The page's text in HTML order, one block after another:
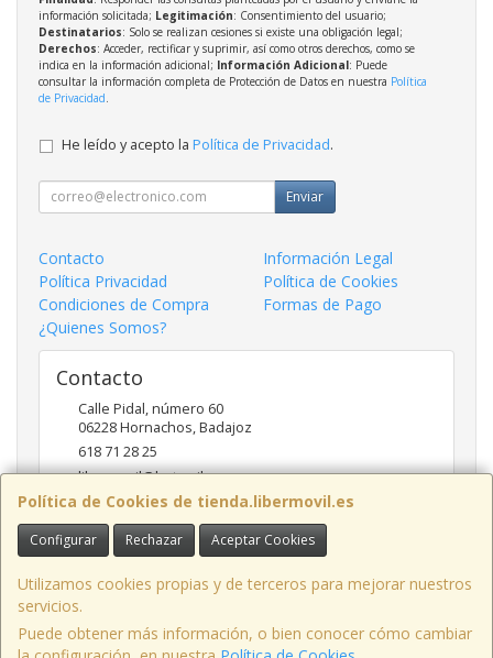
Política de Cookies de tienda.libermovil.es
Configurar Rechazar Aceptar Cookies
Utilizamos cookies propias y de terceros para mejorar nuestros
servicios.
Puede obtener más información, o bien conocer cómo cambiar
información solicitada; Legitimación: Consentimiento del usuario;
Destinatarios: Solo se realizan cesiones si existe una obligación legal;
Derechos: Acceder, rectificar y suprimir, así como otros derechos, como se
indica en la información adicional; Información Adicional: Puede
consultar la información completa de Protección de Datos en nuestra Política
de Privacidad
He leído y acepto la Política de Privacidad.
Enviar
Contacto
Información Legal
Política Privacidad
Política de Cookies
Condiciones de Compra
Formas de Pago
¿Quienes Somos?
Contacto
Calle Pidal, número 60
06228Hornachos,Badajoz
618 71 28 25
libermovil@hotmail.com
Horario
De Lunes a Viernes 10:00 a 14:00 - 17;30 a 20;30